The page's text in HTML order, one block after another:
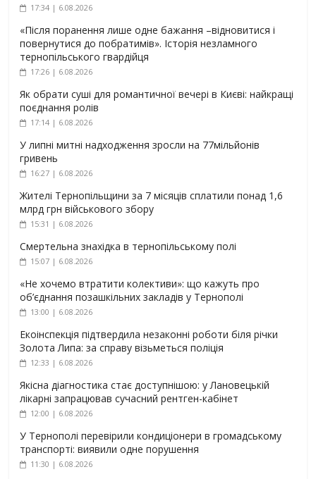
17:34 | 6.08.2026
«Після поранення лише одне бажання –відновитися і
повернутися до побратимів». Історія незламного
тернопільського гвардійця
17:26 | 6.08.2026
Як обрати суші для романтичної вечері в Києві: найкращі
поєднання ролів
17:14 | 6.08.2026
У липні митні надходження зросли на 77мільйонів
гривень
16:27 | 6.08.2026
Жителі Тернопільщини за 7 місяців сплатили понад 1,6
млрд грн військового збору
15:31 | 6.08.2026
Смертельна знахідка в тернопільському полі
15:07 | 6.08.2026
«Не хочемо втратити колективи»: що кажуть про
об’єднання позашкільних закладів у Тернополі
13:00 | 6.08.2026
Екоінспекція підтвердила незаконні роботи біля річки
Золота Липа: за справу візьметься поліція
12:33 | 6.08.2026
Якісна діагностика стає доступнішою: у Лановецькій
лікарні запрацював сучасний рентген-кабінет
12:00 | 6.08.2026
У Тернополі перевірили кондиціонери в громадському
транспорті: виявили одне порушення
11:30 | 6.08.2026